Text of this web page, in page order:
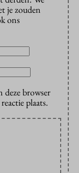
je zouden
ons
deze browser
plaats.